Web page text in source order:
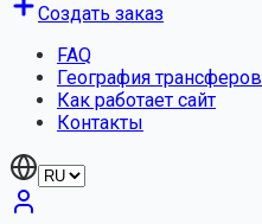
Создать заказ
FAQ
География трансферов
Как работает сайт
Контакты